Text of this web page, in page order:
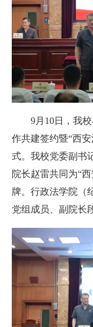
9月10日， 我校
作共建签约暨“西
式。 我校党委副书
院长赵雷共同为“
牌。 行政法学院（
党组成员、副院长